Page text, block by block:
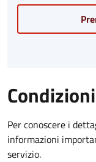
Per conoscere i
informazioni
servizio.